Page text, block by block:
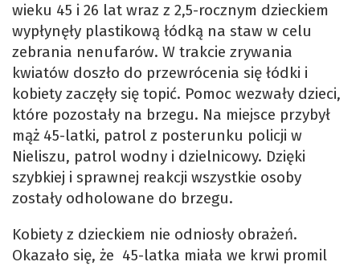
wieku 45 i 26 lat wraz z 2,5-rocznym dzieckiem
wypłynęły plastikową łódką na staw w celu
zebrania nenufarów. W trakcie zrywania
kwiatów doszło do przewrócenia się łódki i
kobiety zaczęły się topić. Pomoc wezwały dzieci,
które pozostały na brzegu. Na miejsce przybył
mąż 45-latki, patrol z posterunku policji w
Nieliszu, patrol wodny i dzielnicowy. Dzięki
szybkiej i sprawnej reakcji wszystkie osoby
zostały odholowane do brzegu.
Kobiety z dzieckiem nie odniosły obrażeń.
Okazało się, że 45-latka miała we krwi promil